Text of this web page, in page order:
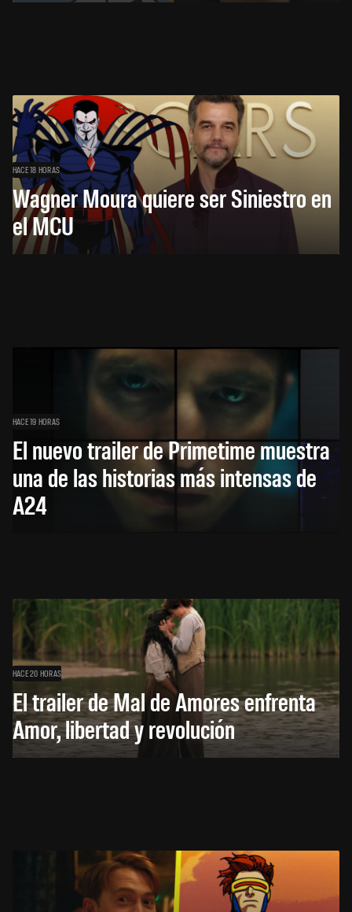
HACE 18 HORAS
Wagner Moura quiere ser Siniestro en
el MCU
HACE 19 HORAS
El nuevo trailer de Primetime muestra
una de las historias más intensas de
A24
HACE 20 HORAS
El trailer de Mal de Amores enfrenta
Amor, libertad y revolución